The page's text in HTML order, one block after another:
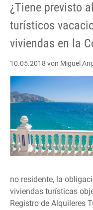
your
properties
at
the
Blanca
vacation
¿Tiene previsto
turísticos
viviendas en la
10.05.2018 von Miguel
no residente, la
viviendas turísticas
Registro de Alquileres